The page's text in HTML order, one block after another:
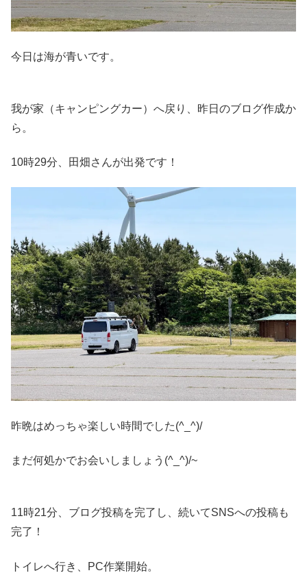
今日は海が青いです。
我が家（キャンピングカー）へ戻り、昨日のブログ作成か
ら。
10時29分、田畑さんが出発です！
昨晩はめっちゃ楽しい時間でした(^_^)/
まだ何処かでお会いしましょう(^_^)/~
11時21分、ブログ投稿を完了し、続いてSNSへの投稿も
完了！
トイレへ行き、PC作業開始。